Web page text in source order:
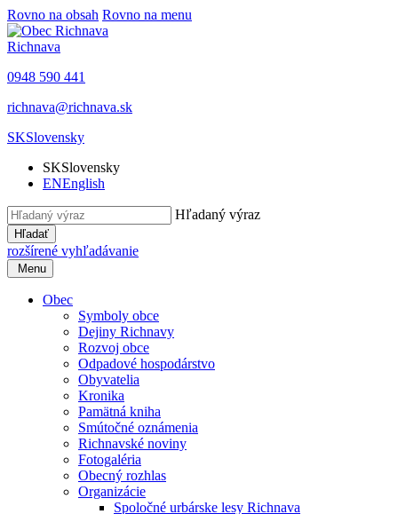
Rovno na obsah Rovno na menu
Richnava
0948 590 441
richnava@richnava.sk
SKSlovensky
SKSlovensky
ENEnglish
Hľadaný výraz
Hľadať
rozšírené vyhľadávanie
Menu
Obec
Symboly obce
Dejiny Richnavy
Rozvoj obce
Odpadové hospodárstvo
Obyvatelia
Kronika
Pamätná kniha
Smútočné oznámenia
Richnavské noviny
Fotogaléria
Obecný rozhlas
Organizácie
Spoločné urbárske lesy Richnava